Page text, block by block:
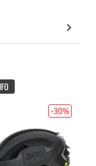
-30%